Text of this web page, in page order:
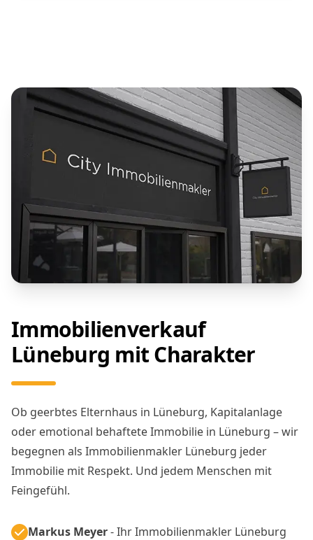
Immobilienverkauf
Lüneburg mit Charakter
Ob geerbtes Elternhaus in Lüneburg, Kapitalanlage
oder emotional behaftete Immobilie in Lüneburg – wir
begegnen als Immobilienmakler Lüneburg jeder
Immobilie mit Respekt. Und jedem Menschen mit
Feingefühl.
Markus Meyer- Ihr Immobilienmakler Lüneburg